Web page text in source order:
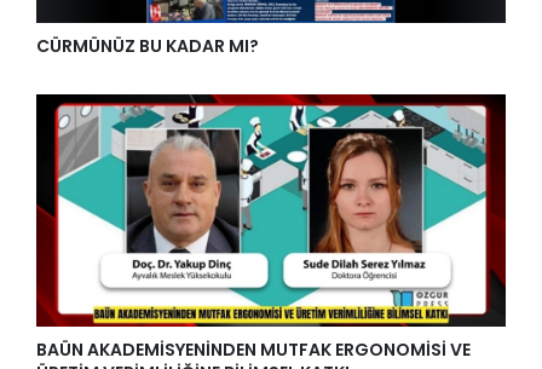
CÜRMÜNÜZ BU KADAR MI?
BAÜN AKADEMİSYENİNDEN MUTFAK ERGONOMİSİ VE